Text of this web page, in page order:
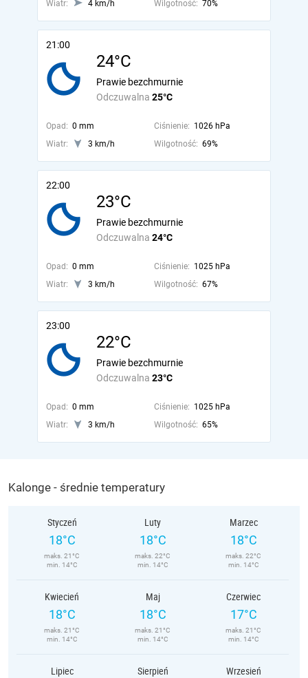
Wiatr: 4 km/h Wilgotność: 70%
21:00
24°C
Odczuwalna 25°C
Prawie bezchmurnie
Opad: 0 mm Ciśnienie: 1026 hPa
Wiatr:
3 km/h Wilgotność: 69%
22:00
23°C
Odczuwalna 24°C
Prawie bezchmurnie
Opad: 0 mm Ciśnienie: 1025 hPa
Wiatr:
3 km/h Wilgotność: 67%
23:00
22°C
Odczuwalna 23°C
Prawie bezchmurnie
Opad: 0 mm Ciśnienie: 1025 hPa
Wiatr:
3 km/h Wilgotność: 65%
Kalonge - średnie temperatury
Styczeń
18°C
maks. 21°C
min. 14°C
Luty
18°C
maks. 22°C
min. 14°C
Marzec
18°C
maks. 22°C
min. 14°C
Kwiecień
18°C
maks. 21°C
min. 14°C
Maj
18°C
maks. 21°C
min. 14°C
Czerwiec
17°C
maks. 21°C
min. 14°C
Lipiec Sierpień Wrzesień